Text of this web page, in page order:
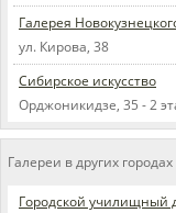
Галерея
ул. Кирова, 38
Сибирское искусство
Орджоникидзе, 35 - 2
Галереи в других городах
Городской училищный